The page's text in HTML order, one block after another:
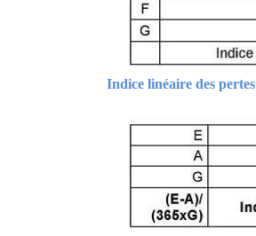
Indice linéaire des pertes